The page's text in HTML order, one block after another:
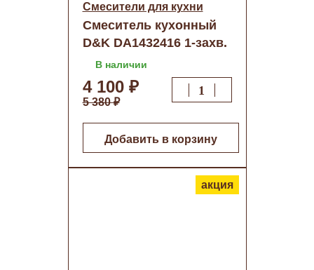
Смесители для кухни
Смеситель кухонный
D&K DA1432416 1-захв.
белая эмаль+хром о/н
В наличии
4 100 ₽
5 380 ₽
Добавить в корзину
акция